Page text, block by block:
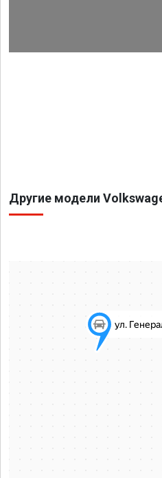
Другие модели